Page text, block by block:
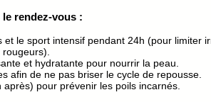
rendez-vous :
et le sport intensif pendant 24h (pour limiter
rougeurs).
et hydratante pour nourrir la peau.
afin de ne pas briser le cycle de repousse.
pour prévenir les poils incarnés.